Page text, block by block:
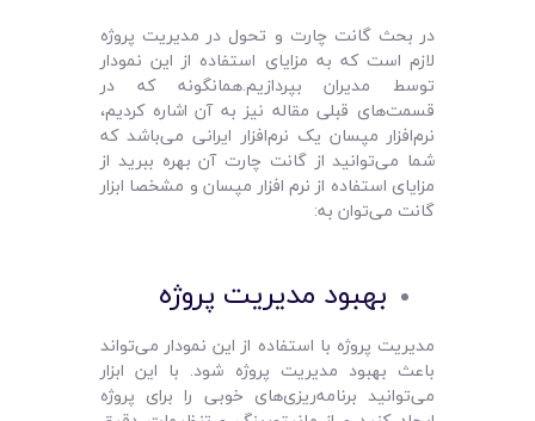
در بحث گانت چارت و تحول در مدیریت پروژه
لازم است که به مزایای استفاده از این نمودار
توسط مدیران بپردازیم.همانگونه که در
قسمت‌های قبلی مقاله نیز به آن اشاره کردیم،
نرم‌افزار مپسان یک نرم‌افزار ایرانی می‌باشد که
شما می‌توانید از گانت چارت آن بهره ببرید از
مزایای استفاده از نرم افزار مپسان و مشخصا ابزار
گانت می‌توان به:
بهبود مدیریت پروژه
مدیریت پروژه با استفاده از این نمودار می‌تواند
باعث بهبود مدیریت پروژه شود. با این ابزار
می‌توانید برنامه‌ریزی‌های خوبی را برای پروژه